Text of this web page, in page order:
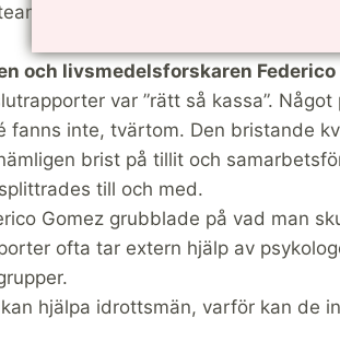
Studenternas deltagande är
och livsmedelsforskaren Federico
var ”rätt så kassa”.
fanns inte, tvärtom. Den bristande
brist på tillit och
till och med.
Gomez grubblade på vad man
ofta tar extern hjälp av
hjälpa idrottsmän, varför kan de